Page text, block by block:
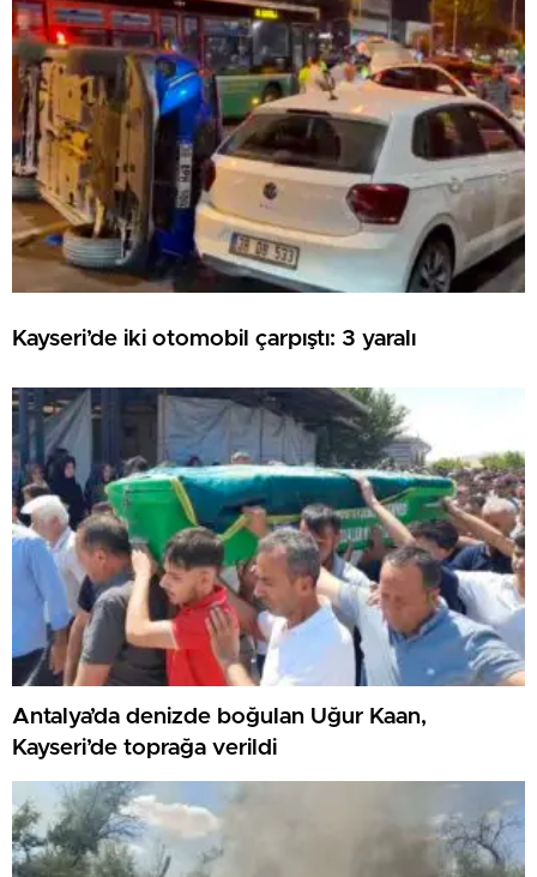
Kayseri’de iki otomobil çarpıştı: 3 yaralı
Antalya’da denizde boğulan Uğur Kaan,
Kayseri’de toprağa verildi